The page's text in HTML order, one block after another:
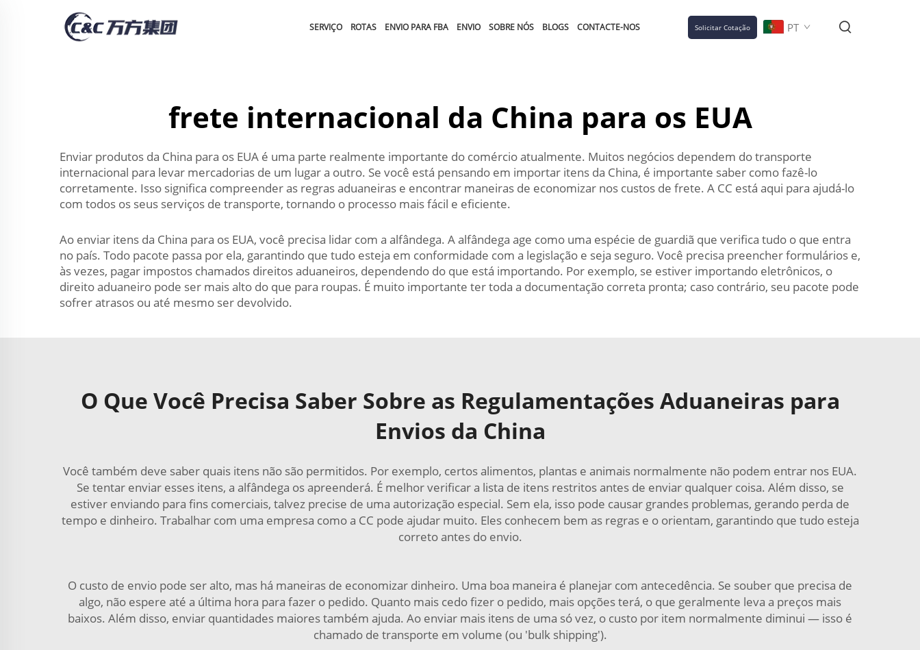
SERVIÇO ROTAS ENVIO PARA FBA ENVIO SOBRE NÓS BLOGS CONTACTE-NOS Solicitar Cotação PT
frete internacional da China para os EUA
Enviar produtos da China para os EUA é uma parte realmente importante do comércio atualmente. Muitos negócios dependem do transporte
internacional para levar mercadorias de um lugar a outro. Se você está pensando em importar itens da China, é importante saber como fazê-lo
corretamente. Isso significa compreender as regras aduaneiras e encontrar maneiras de economizar nos custos de frete. A CC está aqui para ajudá-lo
com todos os seus serviços de transporte, tornando o processo mais fácil e eficiente.
Ao enviar itens da China para os EUA, você precisa lidar com a alfândega. A alfândega age como uma espécie de guardiã que verifica tudo o que entra
no país. Todo pacote passa por ela, garantindo que tudo esteja em conformidade com a legislação e seja seguro. Você precisa preencher formulários e,
às vezes, pagar impostos chamados direitos aduaneiros, dependendo do que está importando. Por exemplo, se estiver importando eletrônicos, o
direito aduaneiro pode ser mais alto do que para roupas. É muito importante ter toda a documentação correta pronta; caso contrário, seu pacote pode
sofrer atrasos ou até mesmo ser devolvido.
O Que Você Precisa Saber Sobre as Regulamentações Aduaneiras para
Envios da China
Você também deve saber quais itens não são permitidos. Por exemplo, certos alimentos, plantas e animais normalmente não podem entrar nos EUA.
Se tentar enviar esses itens, a alfândega os apreenderá. É melhor verificar a lista de itens restritos antes de enviar qualquer coisa. Além disso, se
estiver enviando para fins comerciais, talvez precise de uma autorização especial. Sem ela, isso pode causar grandes problemas, gerando perda de
tempo e dinheiro. Trabalhar com uma empresa como a CC pode ajudar muito. Eles conhecem bem as regras e o orientam, garantindo que tudo esteja
correto antes do envio.
O custo de envio pode ser alto, mas há maneiras de economizar dinheiro. Uma boa maneira é planejar com antecedência. Se souber que precisa de
algo, não espere até a última hora para fazer o pedido. Quanto mais cedo fizer o pedido, mais opções terá, o que geralmente leva a preços mais
baixos. Além disso, enviar quantidades maiores também ajuda. Ao enviar mais itens de uma só vez, o custo por item normalmente diminui — isso é
chamado de transporte em volume (ou 'bulk shipping').